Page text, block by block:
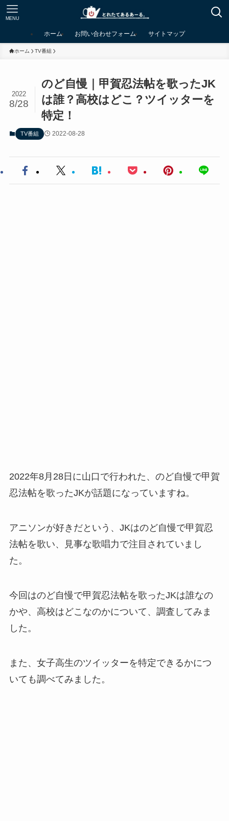
MENU
ホーム お問い合わせフォーム サイトマップ
ホーム TV番組
のど自慢｜甲賀忍法帖を歌ったJK
は誰？高校はどこ？ツイッターを
特定！
2022
8/28
TV番組 2022-08-28
2022年8月28日に山口で行われた、のど自慢で甲賀
忍法帖を歌ったJKが話題になっていますね。
アニソンが好きだという、JKはのど自慢で甲賀忍
法帖を歌い、見事な歌唱力で注目されていまし
た。
今回はのど自慢で甲賀忍法帖を歌ったJKは誰なの
かや、高校はどこなのかについて、調査してみま
した。
また、女子高生のツイッターを特定できるかにつ
いても調べてみました。